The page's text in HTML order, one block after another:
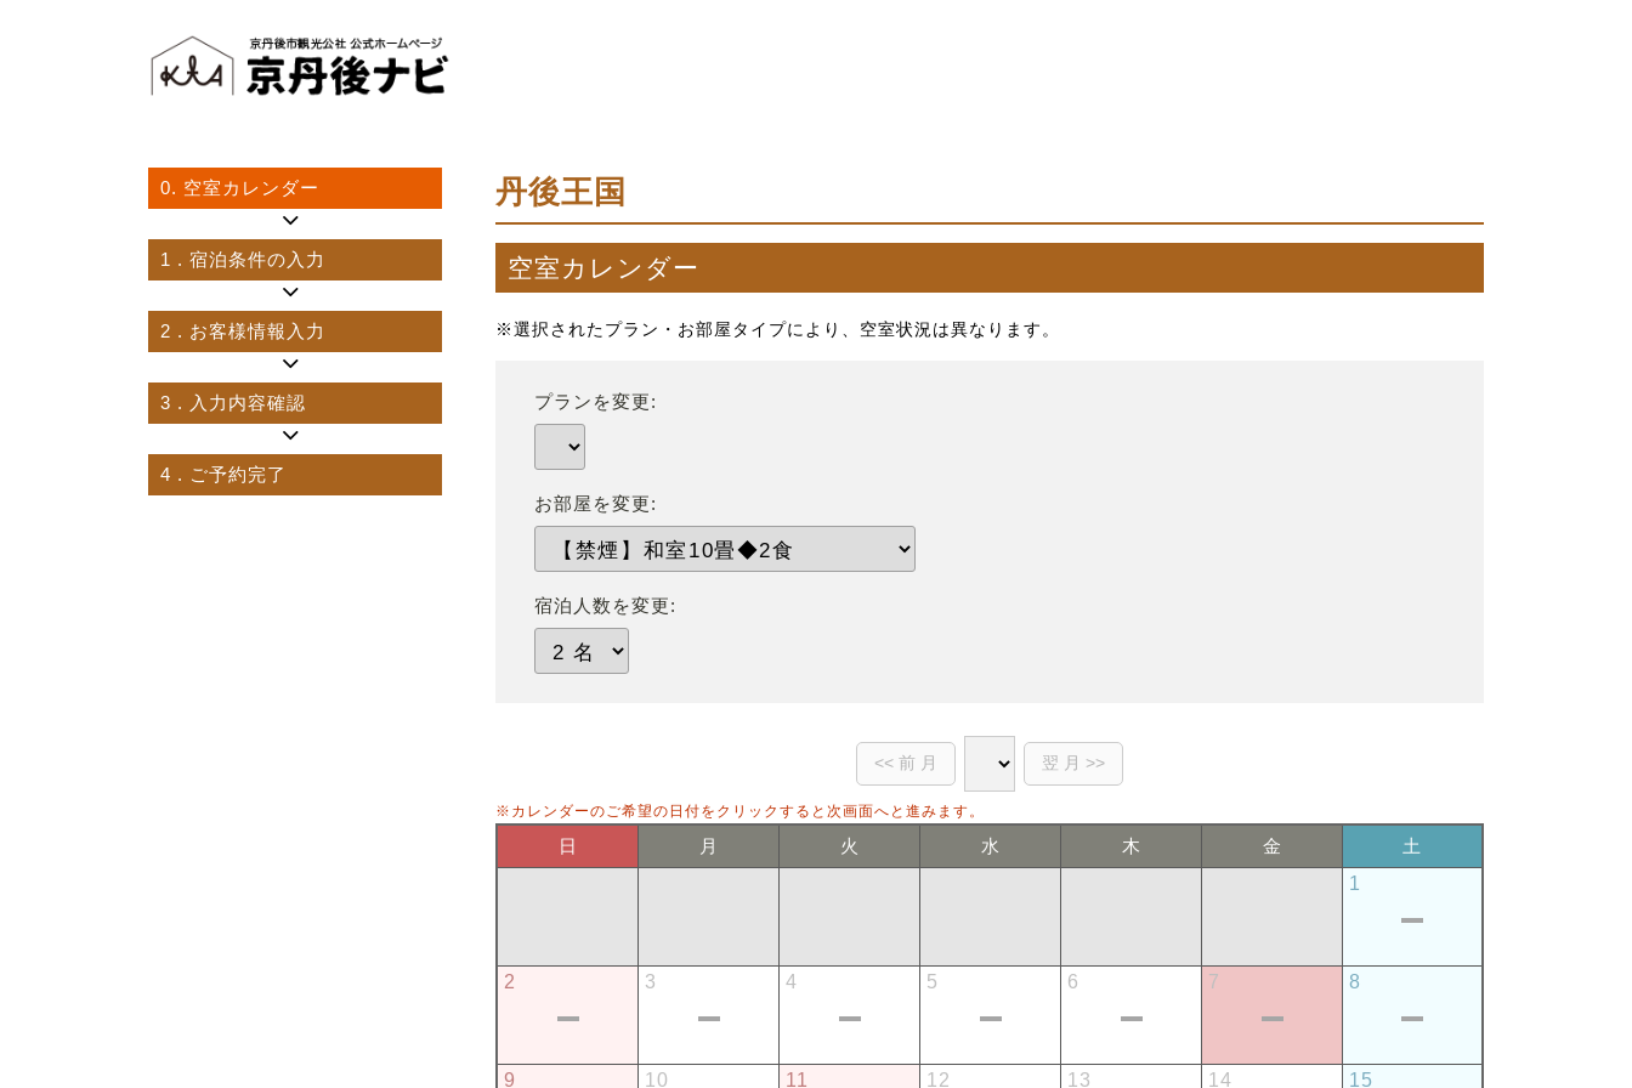
0. 空室カレンダー
1 . 宿泊条件の入力
2 . お客様情報入力
3 . 入力内容確認
4 . ご予約完了
丹後王国
空室カレンダー
※選択されたプラン・お部屋タイプにより、空室状況は異なります。
プランを変更:
お部屋を変更:
宿泊人数を変更:
※カレンダーのご希望の日付をクリックすると次画面へと進みます。
日 月 火 水 木 金
土
1
2 3 4 5 6 7 8
9 10 11 12 13 14 15